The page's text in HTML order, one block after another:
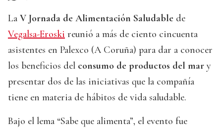
La V Jornada de Alimentación Saludable de
Vegalsa-Eroski reunió a más de ciento cincuenta
asistentes en Palexco (A Coruña) para dar a conocer
los beneficios del consumo de productos del mar y
presentar dos de las iniciativas que la compañía
tiene en materia de hábitos de vida saludable.
Bajo el lema “Sabe que alimenta”, el evento fue